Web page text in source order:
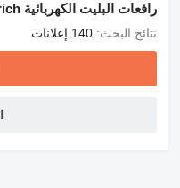
رافعات البليت الكهربائية Jungheinrich
نتائج البحث: 140 إعلانات